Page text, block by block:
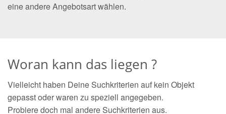
eine andere Angebotsart wählen.
Woran kann das liegen ?
Vielleicht haben Deine Suchkriterien auf kein Objekt
gepasst oder waren zu speziell angegeben.
Probiere doch mal andere Suchkriterien aus.